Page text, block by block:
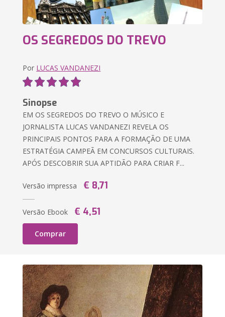
OS SEGREDOS DO TREVO
Por LUCAS VANDANEZI
Sinopse
EM OS SEGREDOS DO TREVO O MÚSICO E
JORNALISTA LUCAS VANDANEZI REVELA OS
PRINCIPAIS PONTOS PARA A FORMAÇÃO DE UMA
ESTRATÉGIA CAMPEÃ EM CONCURSOS CULTURAIS.
APÓS DESCOBRIR SUA APTIDÃO PARA CRIAR F...
Versão impressa € 8,71
Versão Ebook € 4,51
Comprar